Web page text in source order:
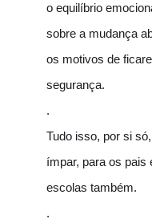
o equilíbrio
sobre a mudança
os motivos de
segurança.
.
Tudo isso, por si
ímpar, para os pais
escolas também.
.